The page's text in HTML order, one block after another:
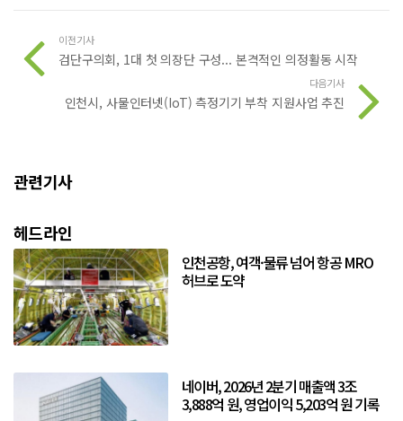
이전기사
검단구의회, 1대 첫 의장단 구성... 본격적인 의정활동 시작
다음기사
인천시, 사물인터넷(IoT) 측정기기 부착 지원사업 추진
관련기사
헤드라인
인천공항, 여객·물류 넘어 항공 MRO
허브로 도약
네이버, 2026년 2분기 매출액 3조
3,888억 원, 영업이익 5,203억 원 기록